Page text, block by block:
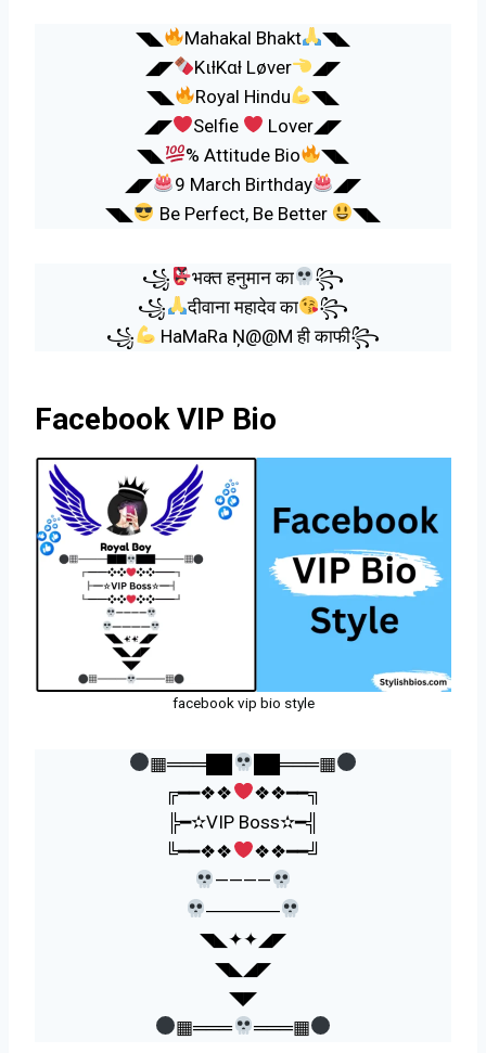
◥◣ Mahakal Bhakt
◥◣
◢◤
KιƚKαƚ Løver
◢◤
◥◣
Royal Hindu
◥◣
◢◤
Selfie
Lover◢◤
◥◣
% Attitude Bio
◥◣
◢◤
9 March Birthday
◢◤
◥◣
Be Perfect, Be Better ◥◣
꧁ भक्त हनुमान का
꧂
꧁
दीवाना महादेव का
꧂
꧁
HaMaRa Ņ@@M ही काफी꧂
Facebook VIP Bio
facebook vip bio style
▦═══██
██═══▦
╔━━❖❖
❖❖━━╗
╠━✫VIP Boss✫━╣
╚━━❖❖
❖❖━━╝
————
――――
◥◣✦✦◢◤
◥◣◢◤
◥◤
▦═══
═══▦